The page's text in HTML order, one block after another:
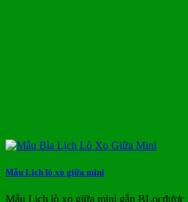
Mẫu Lịch lò xo giữa mini
Mẫu Lịch lò xo giữa mini gắn BLocđược